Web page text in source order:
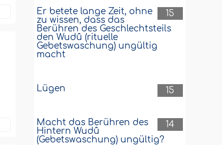
15
Er betete lange Zeit, ohne
zu wissen, dass das
Berühren des Geschlechtsteils
den Wudû (rituelle
Gebetswaschung) ungültig
macht
15
Lügen
14
Macht das Berühren des
Hintern Wudû
(Gebetswaschung) ungültig?